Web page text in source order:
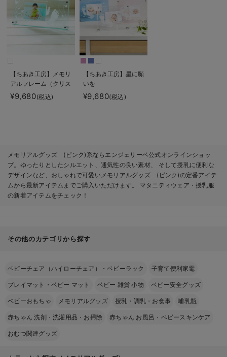
【ちあき工房】メモリ
アルフレーム（クリス
タル調）
¥9,680(税込)
【ちあき工房】星に願
いを
¥9,680(税込)
メモリアルグッズ (ピンク)系ならエンジェリーベ公式オンラインショッ
プ。ゆったりとしたシルエット、通気性の良い素材、 そして授乳に便利な
デザインなど、おしゃれで可愛いメモリアルグッズ (ピンク)の定番アイテ
ムから最新アイテムまでご購入いただけます。 マタニティウェア・授乳服
の新着アイテムをチェック！
その他のカテゴリから探す
ベビーチェア（ハイローチェア）・ベビーラック 子育て便利家電
プレイマット・ベビー マット ベビー 雑貨 小物 ベビー安全グッズ
ベビーおもちゃ メモリアルグッズ 授乳・調乳・お食事 哺乳瓶
赤ちゃん 洗剤・洗濯用品・お掃除 赤ちゃん お風呂・ベビースキンケア
おむつ関連グッズ